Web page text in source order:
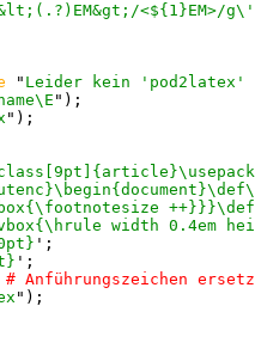
<${1}EM>/
" Leider kein 'pod2latex'
");
");
width 0.4em
';
';
");